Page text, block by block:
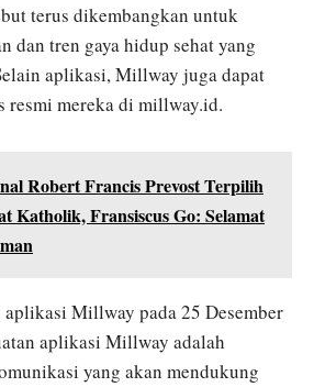
terus dikembangkan untuk
dan tren gaya hidup sehat yang
aplikasi, Millway juga dapat
resmi mereka di millway.id.
Robert Francis Prevost Terpilih
Katholik, Fransiscus Go: Selamat
Millway pada 25 Desember
aplikasi Millway adalah
yang akan mendukung